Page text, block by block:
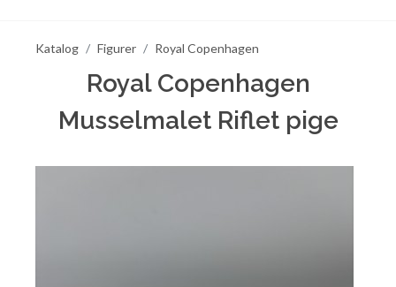
Katalog Figurer Royal Copenhagen
Royal Copenhagen
Musselmalet Riflet pige